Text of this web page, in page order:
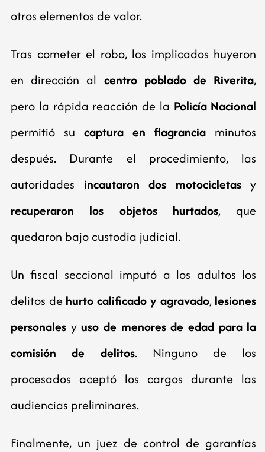
otros elementos de valor.
Tras cometer el robo, los implicados huyeron
en dirección al centro poblado de Riverita,
pero la rápida reacción de la Policía Nacional
permitió su captura en flagrancia minutos
después. Durante el procedimiento, las
autoridades incautaron dos motocicletasy
recuperaron los objetos hurtados, que
quedaron bajo custodia judicial.
Un fiscal seccional imputó a los adultos los
delitos de hurto calificado y agravado, lesiones
personales yuso de menores de edad para la
comisión de delitos. Ninguno de los
procesados aceptó los cargos durante las
audiencias preliminares.
Finalmente, un juez de control de garantías